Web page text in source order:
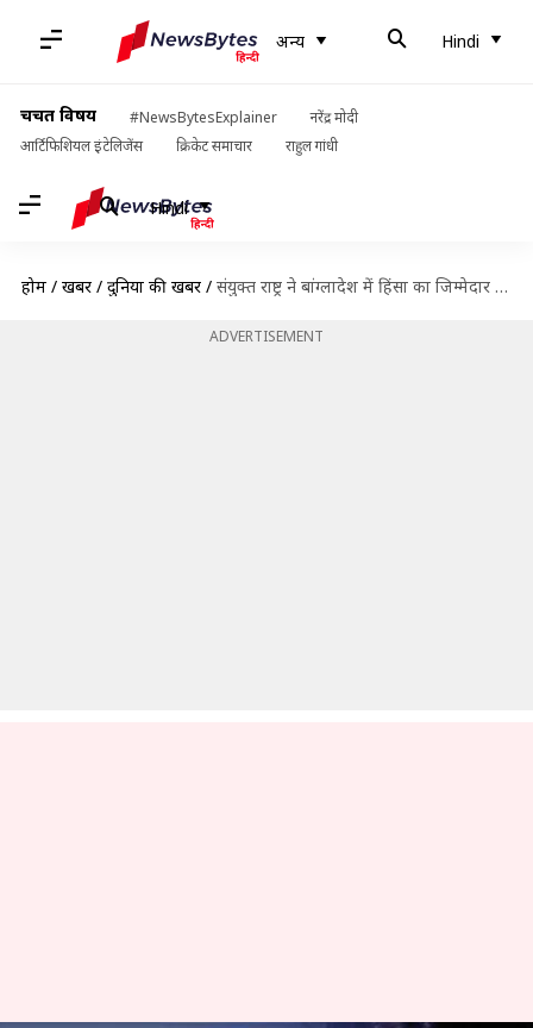
अन्य Hindi
चर्चित विषय #NewsBytesExplainer
नरेंद्र मोदी
आर्टिफिशियल इंटेलिजेंस
क्रिकेट समाचार राहुल गांधी
Hindi
होम / खबरें / दुनिया की खबरें / संयुक्त राष्ट्र ने बांग्लादेश में हिंसा का जिम्मेदार शेख हसीना की सरकार को माना
ADVERTISEMENT